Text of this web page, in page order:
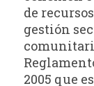
de
gestión
2005 que